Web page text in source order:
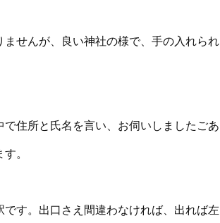
せんが、良い神社の様で、手の入れられ
住所と氏名を言い、お伺いしましたごあ
。
す。出口さえ間違わなければ、出れば左